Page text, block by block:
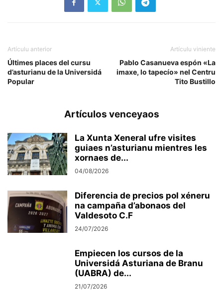
Artículu anterior
Últimes places del cursu
d’asturianu de la Universidá
Popular
Artículu viniente
Pablo Casanueva espón «La
imaxe, lo tapecío» nel Centru
Tito Bustillo
Artículos venceyaos
La Xunta Xeneral ufre visites
guiaes n’asturianu mientres les
xornaes de...
04/08/2026
Diferencia de precios pol xéneru
na campaña d’abonaos del
Valdesoto C.F
24/07/2026
Empiecen los cursos de la
Universidá Asturiana de Branu
(UABRA) de...
21/07/2026